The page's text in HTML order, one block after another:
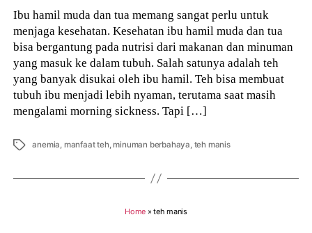
Ibu hamil muda dan tua memang sangat perlu untuk
menjaga kesehatan. Kesehatan ibu hamil muda dan tua
bisa bergantung pada nutrisi dari makanan dan minuman
yang masuk ke dalam tubuh. Salah satunya adalah teh
yang banyak disukai oleh ibu hamil. Teh bisa membuat
tubuh ibu menjadi lebih nyaman, terutama saat masih
mengalami morning sickness. Tapi […]
Tags anemia, manfaat teh,minuman berbahaya, teh manis
Home »teh manis